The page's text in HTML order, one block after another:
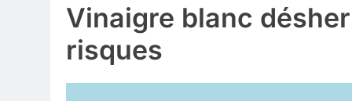
Vinaigre blanc
risques